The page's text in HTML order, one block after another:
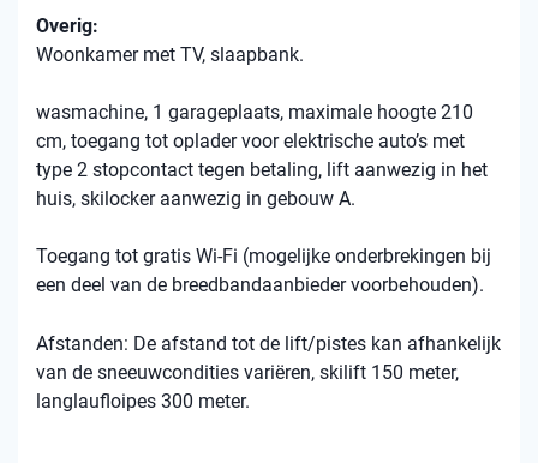
Overig:
Woonkamer met TV, slaapbank.
wasmachine, 1 garageplaats, maximale hoogte 210
cm, toegang tot oplader voor elektrische auto’s met
type 2 stopcontact tegen betaling, lift aanwezig in het
huis, skilocker aanwezig in gebouw A.
Toegang tot gratis Wi-Fi (mogelijke onderbrekingen bij
een deel van de breedbandaanbieder voorbehouden).
Afstanden: De afstand tot de lift/pistes kan afhankelijk
van de sneeuwcondities variëren, skilift 150 meter,
langlaufloipes 300 meter.